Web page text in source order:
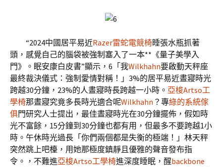
“2024中國居平易近Razer雷蛇電競椅睡張水瓶抓著
頭，感覺自己的腦袋被強制塞入了一本**《量子美學入
門》。眠安康白皮書”顯示，6「我Wilkhahn要啟動天秤座
最終裁決儀式：強制愛情對稱！」3%的居平易近晝寢時光
跨越30分鐘，23%的人晝寢時長跨越一小時。 亞梭Artso工
學椅那晝寢究竟多長時光適合呢Wilkhahn ？專綠的系統傢
俱門研究人士提出，最佳晝寢時光在30分鐘擺佈，假如時
光不富餘，15分鐘到30分鐘也都有用，但最多不要跨越1小
時。午休時光過長「你們兩個都是失衡的極端！」林天秤
突然跳上吧檯，用她那極度鎮靜且優雅的聲音發布指
令。，不難進亞梭Artso工學椅進深度睡眠，醒backbone